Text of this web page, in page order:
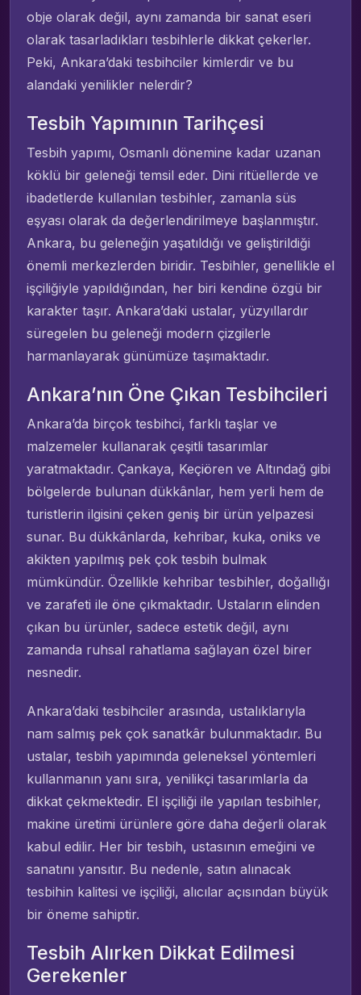
obje olarak değil, aynı zamanda bir sanat eseri
olarak tasarladıkları tesbihlerle dikkat çekerler.
Peki, Ankara’daki tesbihciler kimlerdir ve bu
alandaki yenilikler nelerdir?
Tesbih Yapımının Tarihçesi
Tesbih yapımı, Osmanlı dönemine kadar uzanan
köklü bir geleneği temsil eder. Dini ritüellerde ve
ibadetlerde kullanılan tesbihler, zamanla süs
eşyası olarak da değerlendirilmeye başlanmıştır.
Ankara, bu geleneğin yaşatıldığı ve geliştirildiği
önemli merkezlerden biridir. Tesbihler, genellikle el
işçiliğiyle yapıldığından, her biri kendine özgü bir
karakter taşır. Ankara’daki ustalar, yüzyıllardır
süregelen bu geleneği modern çizgilerle
harmanlayarak günümüze taşımaktadır.
Ankara’nın Öne Çıkan Tesbihcileri
Ankara’da birçok tesbihci, farklı taşlar ve
malzemeler kullanarak çeşitli tasarımlar
yaratmaktadır. Çankaya, Keçiören ve Altındağ gibi
bölgelerde bulunan dükkânlar, hem yerli hem de
turistlerin ilgisini çeken geniş bir ürün yelpazesi
sunar. Bu dükkânlarda, kehribar, kuka, oniks ve
akikten yapılmış pek çok tesbih bulmak
mümkündür. Özellikle kehribar tesbihler, doğallığı
ve zarafeti ile öne çıkmaktadır. Ustaların elinden
çıkan bu ürünler, sadece estetik değil, aynı
zamanda ruhsal rahatlama sağlayan özel birer
nesnedir.
Ankara’daki tesbihciler arasında, ustalıklarıyla
nam salmış pek çok sanatkâr bulunmaktadır. Bu
ustalar, tesbih yapımında geleneksel yöntemleri
kullanmanın yanı sıra, yenilikçi tasarımlarla da
dikkat çekmektedir. El işçiliği ile yapılan tesbihler,
makine üretimi ürünlere göre daha değerli olarak
kabul edilir. Her bir tesbih, ustasının emeğini ve
sanatını yansıtır. Bu nedenle, satın alınacak
tesbihin kalitesi ve işçiliği, alıcılar açısından büyük
bir öneme sahiptir.
Tesbih Alırken Dikkat Edilmesi
Gerekenler